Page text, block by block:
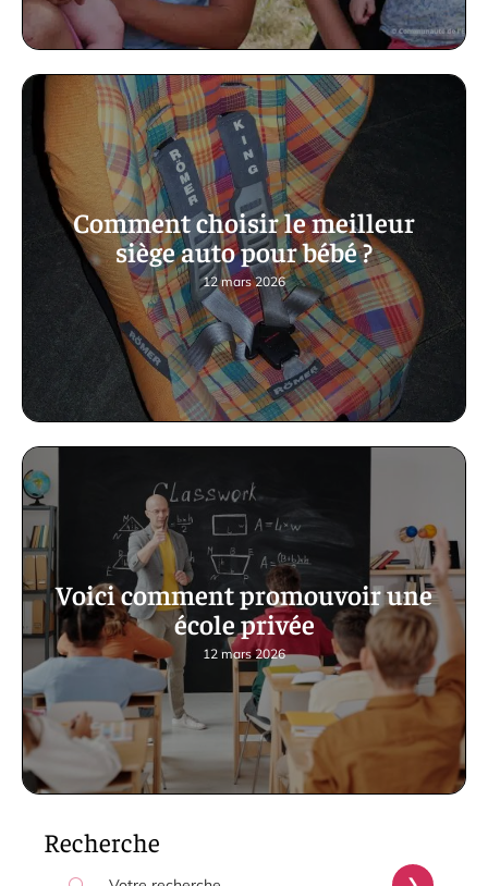
Comment choisir le meilleur
siège auto pour bébé ?
12 mars 2026
Voici comment promouvoir une
école privée
12 mars 2026
Recherche